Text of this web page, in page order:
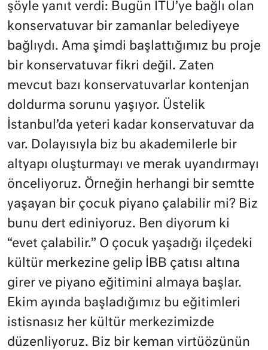
şöyle yanıt verdi: Bugün İTÜ’ye bağlı olan
konservatuvar bir zamanlar belediyeye
bağlıydı. Ama şimdi başlattığımız bu proje
bir konservatuvar fikri değil. Zaten
mevcut bazı konservatuvarlar kontenjan
doldurma sorunu yaşıyor. Üstelik
İstanbul’da yeteri kadar konservatuvar da
var. Dolayısıyla biz bu akademilerle bir
altyapı oluşturmayı ve merak uyandırmayı
önceliyoruz. Örneğin herhangi bir semtte
yaşayan bir çocuk piyano çalabilir mi? Biz
bunu dert ediniyoruz. Ben diyorum ki
“evet çalabilir.” O çocuk yaşadığı ilçedeki
kültür merkezine gelip İBB çatısı altına
girer ve piyano eğitimini almaya başlar.
Ekim ayında başladığımız bu eğitimleri
istisnasız her kültür merkezimizde
düzenliyoruz. Biz bir keman virtüözünün